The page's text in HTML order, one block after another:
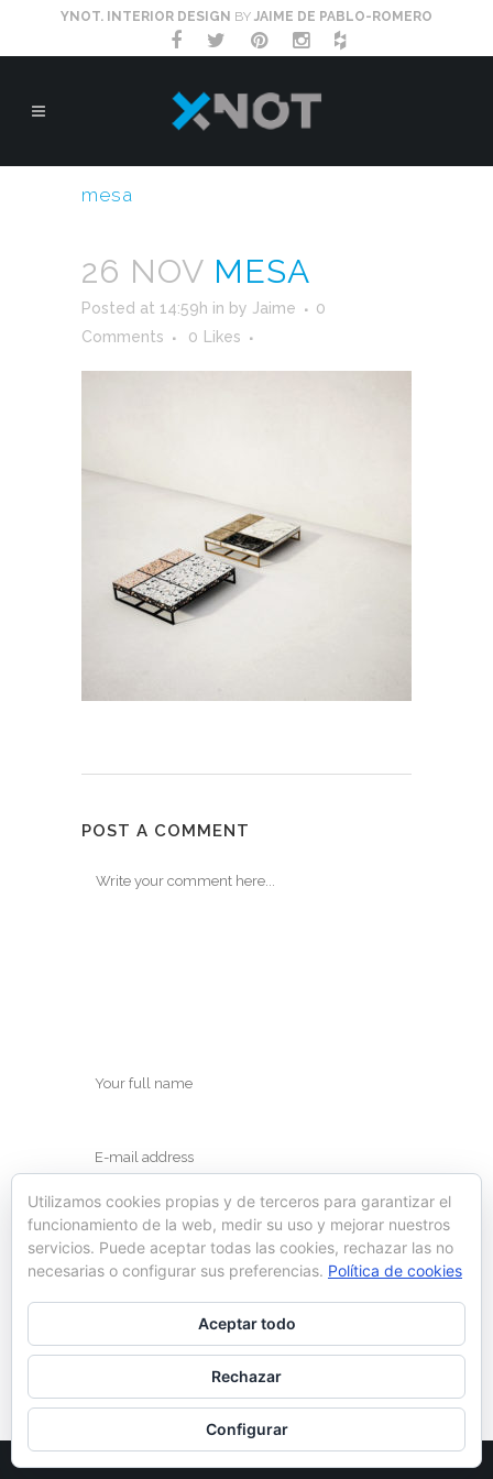
YNOT. INTERIOR DESIGN BY JAIME DE PABLO-ROMERO
mesa
26 NOV MESA
Posted at 14:59h in by Jaime
0
Comments
0 Likes
POST A COMMENT
Save my name, email, and website in this
browser for the next time I comment.
Utilizamos cookies propias y de terceros para garantizar el
funcionamiento de la web, medir su uso y mejorar nuestros
servicios. Puede aceptar todas las cookies, rechazar las no
necesarias o configurar sus preferencias. Política de cookies
Aceptar todo
Rechazar
Configurar